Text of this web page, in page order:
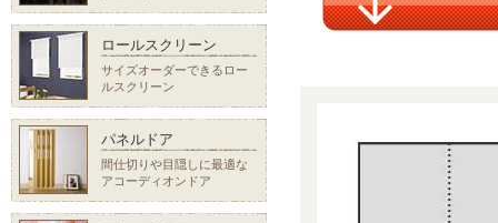
ロールスクリーン
サイズオーダーできるロー
ルスクリーン
パネルドア
間仕切りや目隠しに最適な
アコーディオンドア